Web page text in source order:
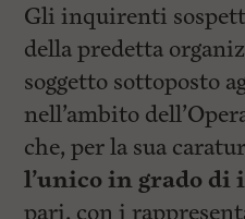
Gli inquirenti
della predetta
soggetto sottoposto
nell’ambito
che, per la sua
l’unico in grado